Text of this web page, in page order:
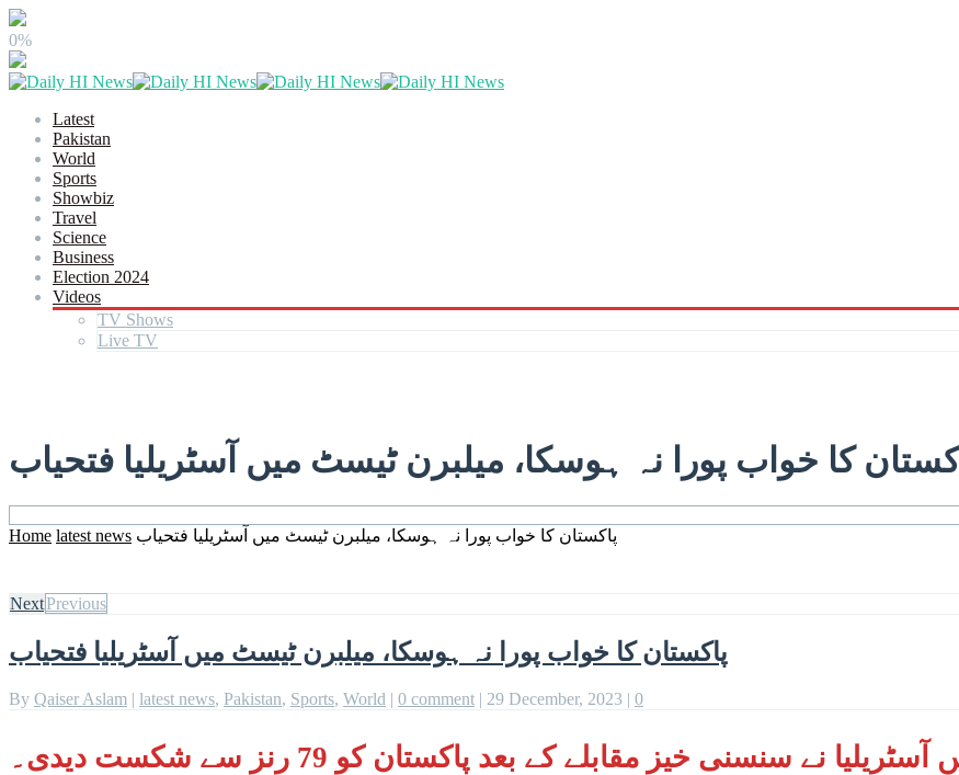
0%
Latest
Pakistan
World
Sports
Showbiz
Travel
Science
Business
Election 2024
Videos
TV Shows
Live TV
کا خواب پورا نہ ہوسکا، میلبرن ٹیسٹ میں آسٹریلیا فتحیاب
Home latest news پاکستان کا خواب پورا نہ ہوسکا، میلبرن ٹیسٹ میں آسٹریلیا فتحیاب
NextPrevious
پاکستان کا خواب پورا نہ ہوسکا، میلبرن ٹیسٹ میں آسٹریلیا فتحیاب
By Qaiser Aslam | latest news, Pakistan, Sports, World | 0 comment | 29 December, 2023 | 0
نے سنسنی خیز مقابلے کے بعد پاکستان کو 79 رنز سے شکست دیدی۔